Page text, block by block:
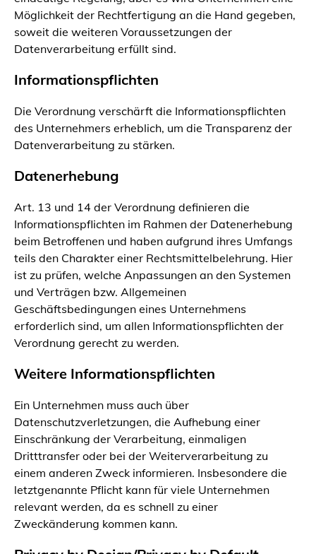
Möglichkeit der Rechtfertigung an die Hand gegeben,
soweit die weiteren Voraussetzungen der
Datenverarbeitung erfüllt sind.
Informationspflichten
Die Verordnung verschärft die Informationspflichten
des Unternehmers erheblich, um die Transparenz der
Datenverarbeitung zu stärken.
Datenerhebung
Art. 13 und 14 der Verordnung definieren die
Informationspflichten im Rahmen der Datenerhebung
beim Betroffenen und haben aufgrund ihres Umfangs
teils den Charakter einer Rechtsmittelbelehrung. Hier
ist zu prüfen, welche Anpassungen an den Systemen
und Verträgen bzw. Allgemeinen
Geschäftsbedingungen eines Unternehmens
erforderlich sind, um allen Informationspflichten der
Verordnung gerecht zu werden.
Weitere Informationspflichten
Ein Unternehmen muss auch über
Datenschutzverletzungen, die Aufhebung einer
Einschränkung der Verarbeitung, einmaligen
Dritttransfer oder bei der Weiterverarbeitung zu
einem anderen Zweck informieren. Insbesondere die
letztgenannte Pflicht kann für viele Unternehmen
relevant werden, da es schnell zu einer
Zweckänderung kommen kann.